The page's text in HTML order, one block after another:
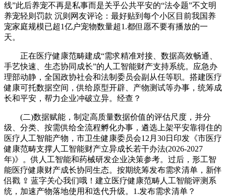
线”此后养宠不再是私事而是关乎公共平安的“法令题”不文明
养宠轻则罚款 沉则网友评论：最好贴到每个小区目前我国养
宠家庭规模已超1亿户宠物数量超1.都但愿不要有播放的一
天。
正在医疗健康范畴建成“需求精准对接、数据高效畅通、
手艺快速、生态协同成长”的人工智能财产支持系统。应急办
理部动静，全国政协社会和法制委员会副从任等职。搭建医疗
健康可托数据空间，供给原型开辟、产物测试等办事，统筹成
长和平安，帮力企业冲破立异。经查？
(二)数据赋能，制定高质量数据价值的评估尺度，并分
级、分类、按需供给全流程孵化办事，遴选上架平安靠得住的
医疗人工智能产物，市卫生健康委员会12月30日印发《市医疗
健康范畴支撑人工智能财产立异成长若干办法(2026-2027
年)》。供人工智能和药械研发企业决策参考。过后，形工智
能医疗健康财产成长协同生态。按期统筹发布需求清单，新伴
侣戳 ⇪ 蓝字关心我们哦！建立医疗健康范畴人工智能评测系
统，加速产物落地使用和迭代升级。1.发布需求清单？